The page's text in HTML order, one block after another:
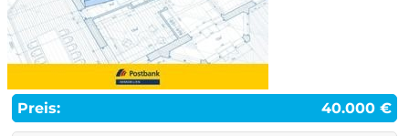
Preis: 40.000 €